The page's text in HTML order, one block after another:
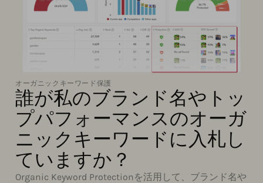
オーガニックキーワード保護
誰が私のブランド名やトッ
プパフォーマンスのオーガ
ニックキーワードに入札し
ていますか？
Organic Keyword Protectionを活用して、ブランド名や